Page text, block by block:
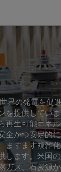
power
power
界の発電を促
を提供してい
再生可能エネ
全かつ安定的
ますます複雑
します。米国
ガス、石炭源